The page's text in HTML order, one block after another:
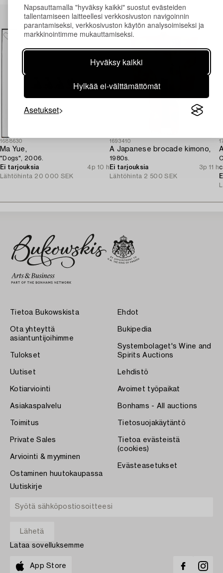
Napsauttamalla "hyväksy kaikki" suostut evästeiden
tallentamiseen laitteellesi verkkosivuston navigoinnin
parantamiseksi, verkkosivuston käytön analysoimiseksi ja
markkinointimme mukauttamiseksi.
Hyväksy kaikki
Hylkää ei-välttämättömät
Asetukset
Muiden katsomia kohteita
1688630
Ma Yue,
"Dogs", 2006.
Ei tarjouksia
4p 10 h
Lähtöhinta 20 000 SEK
1693410
A Japanese brocade kimono,
1980s.
Ei tarjouksia
3p 11 h
Lähtöhinta 2 500 SEK
Tietoa Bukowskista
Ota yhteyttä
asiantuntijoihimme
Tulokset
Uutiset
Kotiarviointi
Asiakaspalvelu
Toimitus
Private Sales
Arviointi & myyminen
Ostaminen huutokaupassa
Ehdot
Bukipedia
Systembolaget's Wine and
Spirits Auctions
Lehdistö
Avoimet työpaikat
Bonhams - All auctions
Tietosuojakäytäntö
Tietoa evästeistä
(cookies)
Evästeasetukset
Uutiskirje
Lataa sovelluksemme
App Store